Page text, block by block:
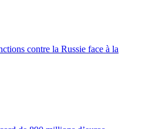
contre la Russie face à la